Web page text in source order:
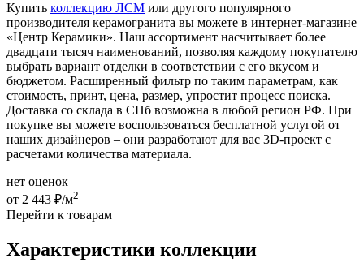
Купить коллекцию ЛСМ или другого популярного
производителя керамогранита вы можете в интернет-магазине
«Центр Керамики». Наш ассортимент насчитывает более
двадцати тысяч наименований, позволяя каждому покупателю
выбрать вариант отделки в соответствии с его вкусом и
бюджетом. Расширенный фильтр по таким параметрам, как
стоимость, принт, цена, размер, упростит процесс поиска.
Доставка со склада в СПб возможна в любой регион РФ. При
покупке вы можете воспользоваться бесплатной услугой от
наших дизайнеров – они разработают для вас 3D-проект с
расчетами количества материала.
нет оценок
от 2 443 ₽/м2
Перейти к товарам
Характеристики коллекции